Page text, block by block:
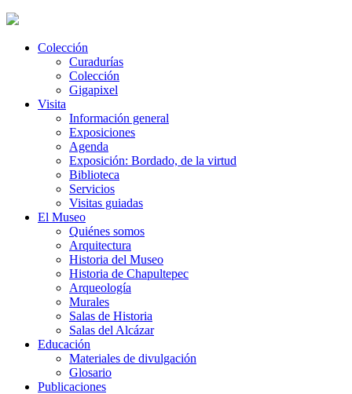
Colección
Curadurías
Colección
Gigapixel
Visita
Información general
Exposiciones
Agenda
Exposición: Bordado, de la virtud
Biblioteca
Servicios
Visitas guiadas
El Museo
Quiénes somos
Arquitectura
Historia del Museo
Historia de Chapultepec
Arqueología
Murales
Salas de Historia
Salas del Alcázar
Educación
Materiales de divulgación
Glosario
Publicaciones